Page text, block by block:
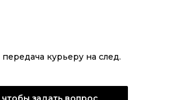
курьеру на след.